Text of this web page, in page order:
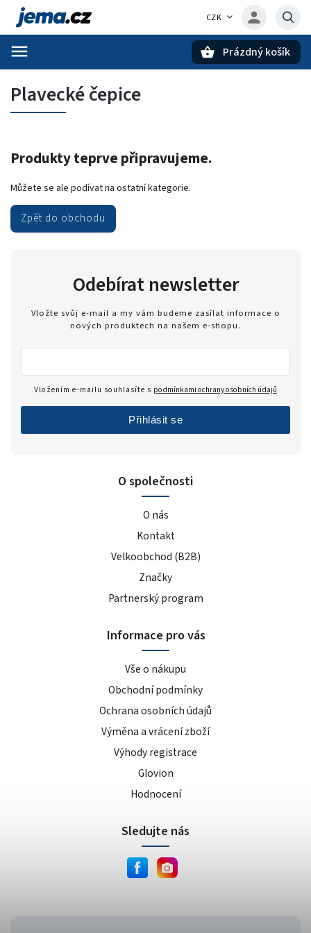
CZK
Prázdný košík
Plavecké čepice
Produkty teprve připravujeme.
Můžete se ale podívat na ostatní kategorie.
Zpět do obchodu
O společnosti
O nás
Kontakt
Velkoobchod (B2B)
Značky
Partnerský program
Informace pro vás
Vše o nákupu
Obchodní podmínky
Ochrana osobních údajů
Výměna a vrácení zboží
Výhody registrace
Glovion
Hodnocení
Odebírat newsletter
Vložte svůj e-mail a my vám budeme zasílat informace o
nových produktech na našem e-shopu.
Vložením e-mailu souhlasíte s podmínkami ochrany osobních údajů
Přihlásit se
Sledujte nás